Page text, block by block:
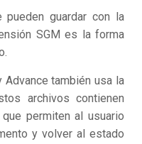
pueden guardar con la
SGM es la forma
también usa la
archivos contienen
permiten al usuario
y volver al estado